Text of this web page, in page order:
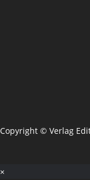
Copyright © Verlag
×